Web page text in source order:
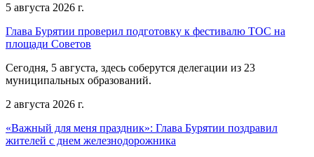
5 августа 2026 г.
Глава Бурятии проверил подготовку к фестивалю ТОС на
площади Советов
Сегодня, 5 августа, здесь соберутся делегации из 23
муниципальных образований.
2 августа 2026 г.
«Важный для меня праздник»: Глава Бурятии поздравил
жителей с днем железнодорожника